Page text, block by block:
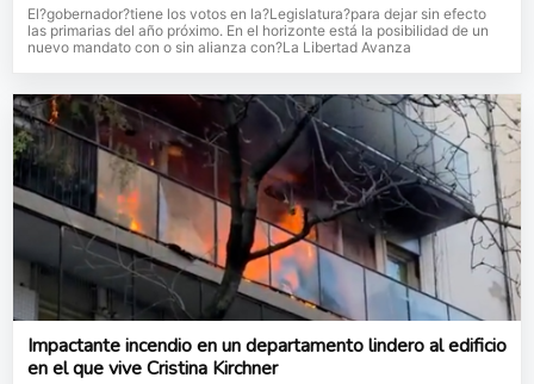
El?gobernador?tiene los votos en la?Legislatura?para dejar sin efecto
las primarias del año próximo. En el horizonte está la posibilidad de un
nuevo mandato con o sin alianza con?La Libertad Avanza
Impactante incendio en un departamento lindero al edificio
en el que vive Cristina Kirchner